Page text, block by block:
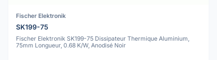
Fischer Elektronik
SK199-75
Fischer Elektronik SK199-75 Dissipateur Thermique Aluminium,
75mm Longueur, 0.68 K/W, Anodisé Noir